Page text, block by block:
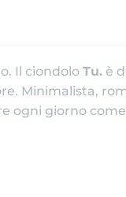
Il ciondolo Tu.è
Minimalista,
ogni giorno